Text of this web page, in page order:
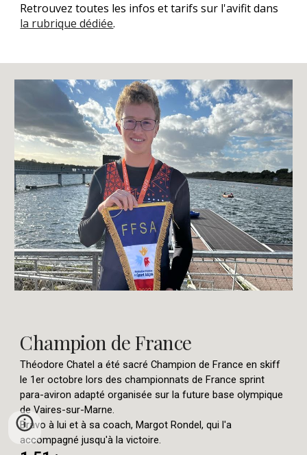
Retrouvez toutes les infos et tarifs sur l'avifit dans
la rubrique dédiée.
Champion de France
Théodore Chatel a été sacré Champion de France en skiff
le 1er octobre lors des championnats de France sprint
para-aviron adapté organisée sur la future base olympique
de Vaires-sur-Marne.
Bravo à lui et à sa coach, Margot Rondel, qui l'a
accompagné jusqu'à la victoire.